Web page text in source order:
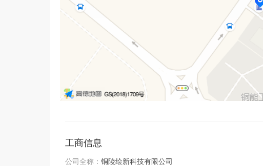
工商信息
公司全称： 铜陵绘新科技有限公司